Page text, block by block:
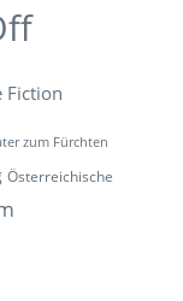
Fiction
zum Fürchten
Österreichische